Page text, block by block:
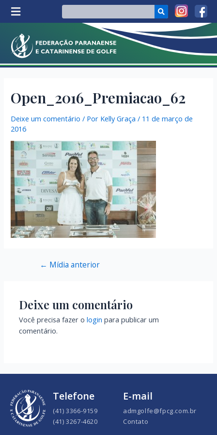
Open_2016_Premiacao_62
Deixe um comentário / Por Kelly Graça / 11 de março de
2016
← Mídia anterior
Deixe um comentário
Você precisa fazer ologin para publicar um
comentário.
Telefone
(41) 3366-9159
(41) 3267-4620
E-mail
admgolfe@fpcg.com.br
Contato